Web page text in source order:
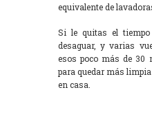
equivalente de
Si le quitas el
desaguar, y varias
esos poco más de 30
para quedar más
en casa.